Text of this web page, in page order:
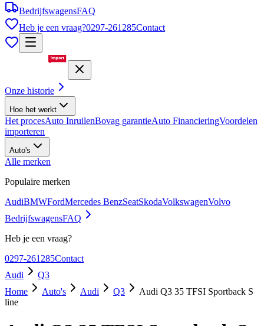
BedrijfswagensFAQ
Heb je een vraag?0297-261285Contact
Onze historie
Hoe het werkt
Het procesAuto InruilenBovag garantieAuto FinancieringVoordelen
importeren
Auto's
Alle merken
Populaire merken
AudiBMWFordMercedes BenzSeatSkodaVolkswagenVolvo
BedrijfswagensFAQ
Heb je een vraag?
0297-261285Contact
Audi
Q3
Home
Auto's Audi Q3
Audi Q3 35 TFSI Sportback S
line